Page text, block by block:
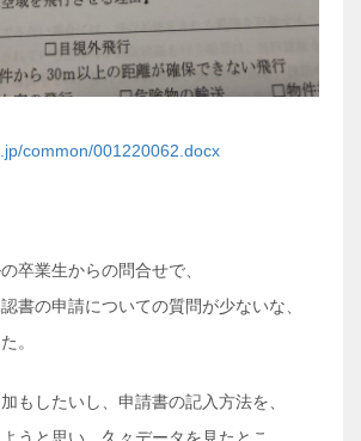
common/001220062.docx
卒業生からの問合せで、
書の申請についての質問が少ないな、
。
もしたいし、申請書の記入方法を、
うと思い、久々データを見たとこ